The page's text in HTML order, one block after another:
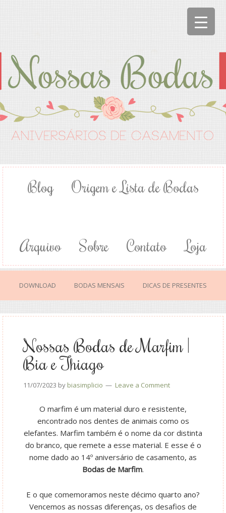
Blog Origem e Lista de Bodas
Arquivo Sobre Contato Loja
DOWNLOAD BODAS MENSAIS DICAS DE PRESENTES
Nossas Bodas de Marfim |
Bia e Thiago
11/07/2023 by biasimplicio Leave a Comment
O marfim é um material duro e resistente,
encontrado nos dentes de animais como os
elefantes. Marfim também é o nome da cor distinta
do branco, que remete a esse material. E esse é o
nome dado ao 14º aniversário de casamento, as
Bodas de Marfim.
E o que comemoramos neste décimo quarto ano?
Vencemos as nossas diferenças, os desafios de